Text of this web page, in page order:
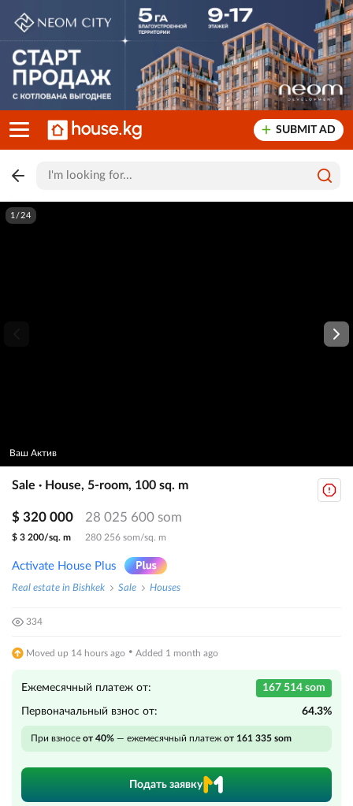
SUBMIT AD
1/24
Ваш Актив
Sale · House, 5-room, 100 sq. m
$ 320 000 28 025 600 som
$ 3 200/sq. m 280 256 som/sq. m
Activate House Plus
Real estate in Bishkek Sale Houses
334
Moved up 14 hours ago · Added 1 month ago
Ежемесячный платеж от: 167 514 som
Первоначальный взнос от: 64.3%
При взносе от 40% — ежемесячный платеж от 161 335 som
Подать заявку